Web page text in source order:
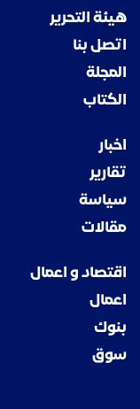
هيئة التحرير
اتصل بنا
المجلة
الكتاب
اخبار
تقارير
سياسة
مقالات
اقتصاد و اعمال
اعمال
بنوك
سوق